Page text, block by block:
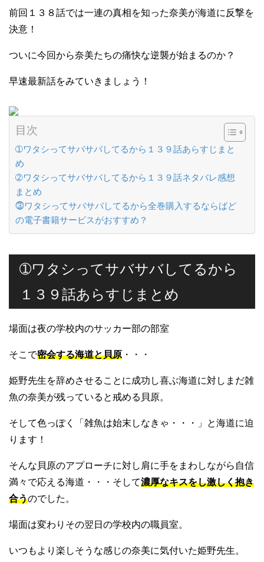
前回１３８話では一連の真相を知った奈美が海道に反撃を
決意！
ついに今回から奈美たちの痛快な逆襲が始まるのか？
早速最新話をみていきましょう！
目次
➀ワタシってサバサバしてるから１３９話あらすじまと
め
➁ワタシってサバサバしてるから１３９話ネタバレ感想
まとめ
⓷ワタシってサバサバしてるから全巻購入するならばど
の電子書籍サービスがおすすめ？
➀ワタシってサバサバしてるから
１３９話あらすじまとめ
場面は夜の学校内のサッカー部の部室
そこで密会する海道と貝原 ・・・
姫野先生を辞めさせることに成功し喜ぶ海道に対しまだ雑
魚の奈美が残っていると戒める貝原。
そして色っぽく「雑魚は始末しなきゃ・・・」と海道に迫
ります！
そんな貝原のアプローチに対し肩に手をまわしながら自信
満々で応える海道・・・そして濃厚なキスをし激しく抱き
合うのでした。
場面は変わりその翌日の学校内の職員室。
いつもより楽しそうな感じの奈美に気付いた姫野先生。